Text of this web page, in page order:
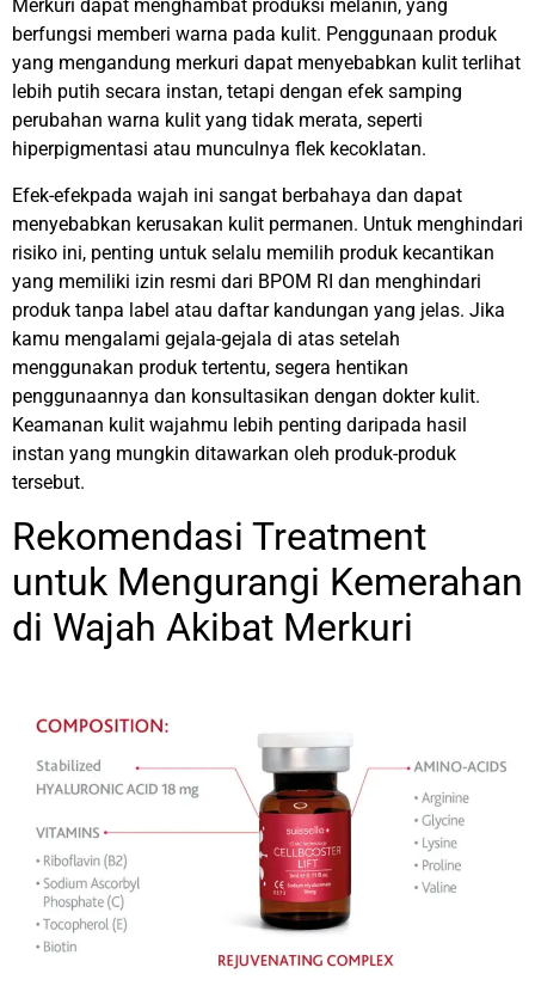
Merkuri dapat menghambat produksi melanin, yang
berfungsi memberi warna pada kulit. Penggunaan produk
yang mengandung merkuri dapat menyebabkan kulit terlihat
lebih putih secara instan, tetapi dengan efek samping
perubahan warna kulit yang tidak merata, seperti
hiperpigmentasi atau munculnya flek kecoklatan.
Efek-efekpada wajah ini sangat berbahaya dan dapat
menyebabkan kerusakan kulit permanen. Untuk menghindari
risiko ini, penting untuk selalu memilih produk kecantikan
yang memiliki izin resmi dari BPOM RI dan menghindari
produk tanpa label atau daftar kandungan yang jelas. Jika
kamu mengalami gejala-gejala di atas setelah
menggunakan produk tertentu, segera hentikan
penggunaannya dan konsultasikan dengan dokter kulit.
Keamanan kulit wajahmu lebih penting daripada hasil
instan yang mungkin ditawarkan oleh produk-produk
tersebut.
Rekomendasi Treatment
untuk Mengurangi Kemerahan
di Wajah Akibat Merkuri